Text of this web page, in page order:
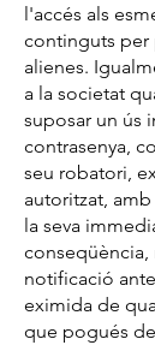
l'accés als
continguts per
alienes.
a la societat
suposar un ús
contrasenya,
seu robatori,
autoritzat,
la seva
notificació
eximida de
que pogués